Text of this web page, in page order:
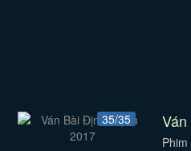
35/35